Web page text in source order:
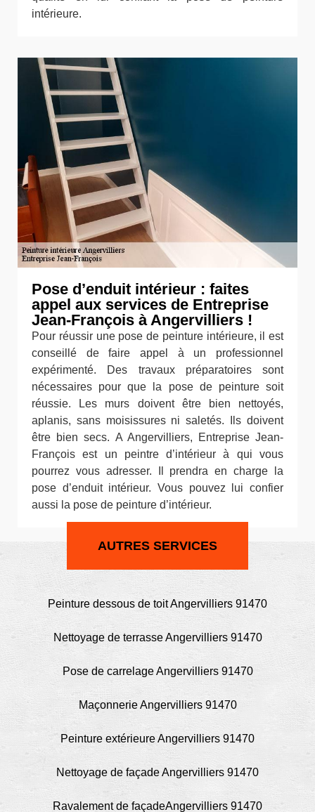
intérieure.
Pose d’enduit intérieur : faites
appel aux services de Entreprise
Jean-François à Angervilliers !
Pour réussir une pose de peinture intérieure, il est
conseillé de faire appel à un professionnel
expérimenté. Des travaux préparatoires sont
nécessaires pour que la pose de peinture soit
réussie. Les murs doivent être bien nettoyés,
aplanis, sans moisissures ni saletés. Ils doivent
être bien secs. A Angervilliers, Entreprise Jean-
François est un peintre d’intérieur à qui vous
pourrez vous adresser. Il prendra en charge la
pose d’enduit intérieur. Vous pouvez lui confier
aussi la pose de peinture d’intérieur.
AUTRES SERVICES
Peinture dessous de toit Angervilliers 91470
Nettoyage de terrasse Angervilliers 91470
Pose de carrelage Angervilliers 91470
Maçonnerie Angervilliers 91470
Peinture extérieure Angervilliers 91470
Nettoyage de façade Angervilliers 91470
Ravalement de façadeAngervilliers 91470